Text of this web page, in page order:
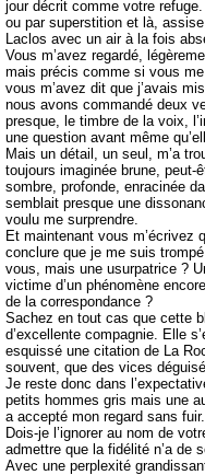
jour décrit comme votre
ou par superstition et là,
Laclos avec un air à la fois
Vous m’avez regardé,
mais précis comme si vous
vous m’avez dit que j’avais
nous avons commandé deux
presque, le timbre de la voix,
une question avant même
Mais un détail, un seul, m’a
toujours imaginée brune, peut-
sombre, profonde, enracinée
semblait presque une
voulu me surprendre.
Et maintenant vous m’écrivez
conclure que je me suis
vous, mais une usurpatrice ?
victime d’un phénomène
de la correspondance ?
Sachez en tout cas que cette
d’excellente compagnie. Elle
esquissé une citation de La
souvent, que des vices
Je reste donc dans
petits hommes gris mais une
a accepté mon regard sans fuir.
Dois-je l’ignorer au nom de
admettre que la fidélité n’a de
Avec une perplexité